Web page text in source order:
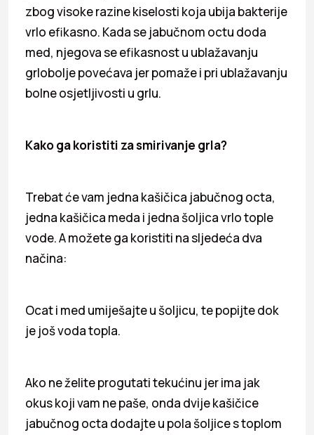
zbog visoke razine kiselosti koja ubija bakterije
vrlo efikasno. Kada se jabučnom octu doda
med, njegova se efikasnost u ublažavanju
grlobolje povećava jer pomaže i pri ublažavanju
bolne osjetljivosti u grlu.
Kako ga koristiti za smirivanje grla?
Trebat će vam jedna kašičica jabučnog octa,
jedna kašičica meda i jedna šoljica vrlo tople
vode. A možete ga koristiti na sljedeća dva
načina:
Ocat i med umiješajte u šoljicu, te popijte dok
je još voda topla.
Ako ne želite progutati tekućinu jer ima jak
okus koji vam ne paše, onda dvije kašičice
jabučnog octa dodajte u pola šoljice s toplom